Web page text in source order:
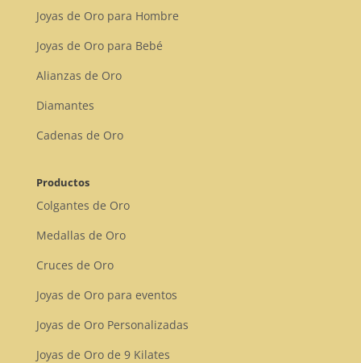
Joyas de Oro para Hombre
Joyas de Oro para Bebé
Alianzas de Oro
Diamantes
Cadenas de Oro
Productos
Colgantes de Oro
Medallas de Oro
Cruces de Oro
Joyas de Oro para eventos
Joyas de Oro Personalizadas
Joyas de Oro de 9 Kilates